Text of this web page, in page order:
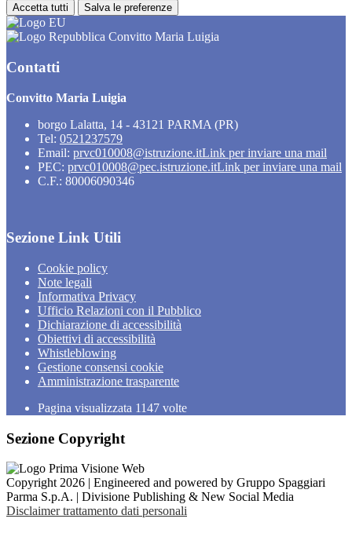
Accetta tutti Salva le preferenze
Convitto Maria Luigia
Contatti
Convitto Maria Luigia
borgo Lalatta, 14 - 43121 PARMA (PR)
Tel: 0521237579
Email: prvc010008@istruzione.itLink per inviare una mail
PEC: prvc010008@pec.istruzione.itLink per inviare una mail
C.F.: 80006090346
Sezione Link Utili
Cookie policy
Note legali
Informativa Privacy
Ufficio Relazioni con il Pubblico
Dichiarazione di accessibilità
Obiettivi di accessibilità
Whistleblowing
Gestione consensi cookie
Amministrazione trasparente
Pagina visualizzata 1147 volte
Sezione Copyright
Copyright 2026 | Engineered and powered by Gruppo Spaggiari
Parma S.p.A. | Divisione Publishing & New Social Media
Disclaimer trattamento dati personali